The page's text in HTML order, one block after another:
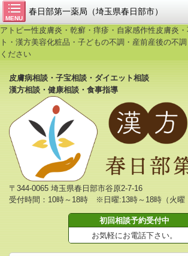
MENU
春日部第一薬局（埼玉県春日部市）
アトピー性皮膚炎・乾癬・痒疹・自家感作性皮膚炎
ト・漢方美容化粧品・子どもの不調・産前産後の不
ください
皮膚病相談・子宝相談・ダイエット相談
漢方相談・健康相談・食事指導
〒344-0065 埼玉県春日部市谷原2-7-16
受付時間：10時～18時 ※日曜:13時～18時（火曜
初回相談予約受付中
お気軽にお電話下さい。